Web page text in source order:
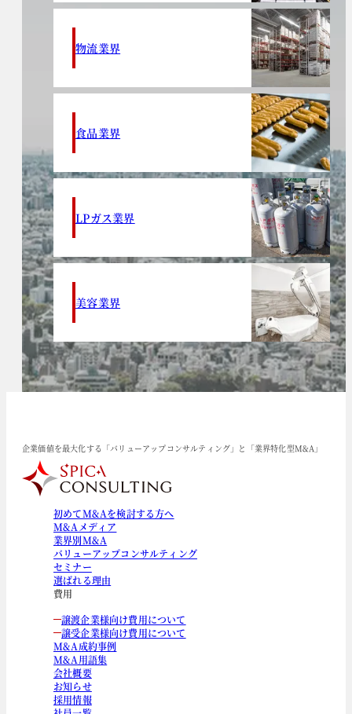
物流業界
食品業界
LPガス業界
美容業界
企業価値を最大化する「バリューアップコンサルティング」と「業界特化型M&A」
初めてM&Aを検討する方へ
M&Aメディア
業界別M&A
バリューアップコンサルティング
セミナー
選ばれる理由
費用
譲渡企業様向け費用について
譲受企業様向け費用について
M&A成約事例
M&A用語集
会社概要
お知らせ
採用情報